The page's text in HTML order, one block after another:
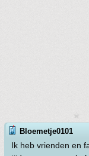
Bloemetje0101
Ik heb vrienden en